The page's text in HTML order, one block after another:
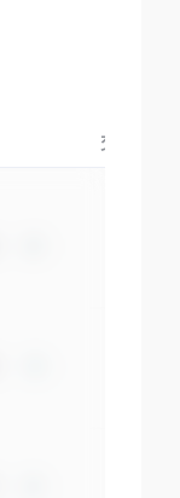
交易产品